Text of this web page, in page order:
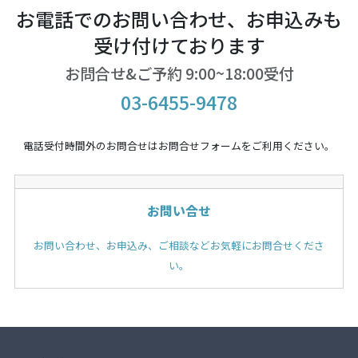
お電話でのお問い合わせ、お申込みも
受け付けております
お問合せ&ご予約 9:00~18:00受付
03-6455-9478
電話受付時間外のお問合せはお問合せフォームをご利用ください。
お問い合せ
お問い合わせ、お申込み、ご相談などお気軽にお問合せくださ
い。